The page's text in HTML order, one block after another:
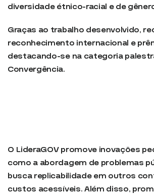
diversidade étnico-racial e de
Graças ao trabalho desenvolvido,
reconhecimento internacional e
destacando-se na categoria
Convergência.
O LideraGOV promove inovações
como a abordagem de problemas
busca replicabilidade em outros
custos acessíveis. Além disso,